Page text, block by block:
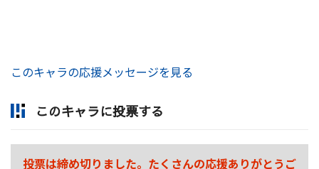
このキャラの応援メッセージを見る
このキャラに投票する
投票は締め切りました。たくさんの応援ありがとうご